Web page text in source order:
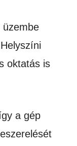
oktatás is
a gép